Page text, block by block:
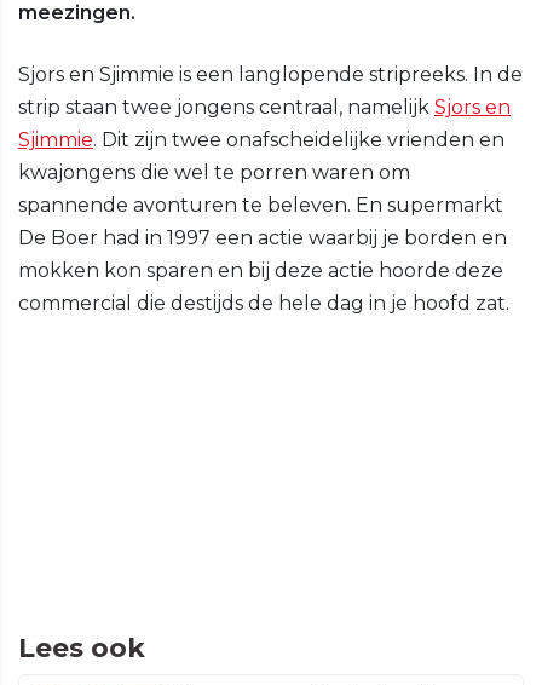
meezingen.
Sjors en Sjimmie is een langlopende stripreeks. In de
strip staan twee jongens centraal, namelijk Sjors en
Sjimmie. Dit zijn twee onafscheidelijke vrienden en
kwajongens die wel te porren waren om
spannende avonturen te beleven. En supermarkt
De Boer had in 1997 een actie waarbij je borden en
mokken kon sparen en bij deze actie hoorde deze
commercial die destijds de hele dag in je hoofd zat.
Lees ook